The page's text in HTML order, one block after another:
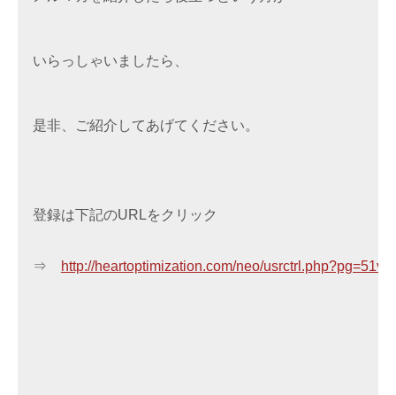
いらっしゃいましたら、
是非、ご紹介してあげてください。
登録は下記のURLをクリック
⇒ http://heartoptimization.com/neo/usrctrl.php?pg=51vh